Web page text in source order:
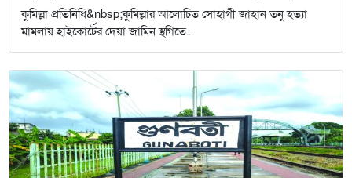
কুমিল্লা প্রতিনিধি&nbsp;কুমিল্লার আলোচিত সোহাগী জাহান তনু হত্যা
মামলায় হাইকোর্টের দেয়া জামিন স্থগিতে...